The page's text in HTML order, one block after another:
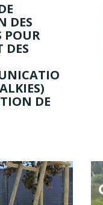
DES
POUR
DES
DE